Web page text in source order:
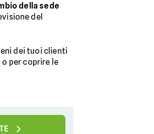
della sede
del
dei tuoi clienti
per coprire le